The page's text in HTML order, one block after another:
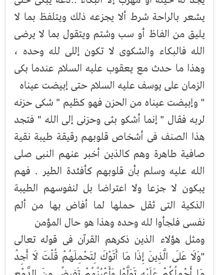
يشعر بالراحة شرط ألا يجزعه ذلك ويتلفظ بما لا
يليق من الفاظ أو سب وشتم ويتقول بما لا يرضى
الله فالبكاء والشكوى لا تكون إللى لله وحده ،
وهذا ما حدث مع يعقوب عليه السلام عندما بكى
الزمان على يوسف عليه السلام حتى إبيضت عيناه
" وإبيضت عيناه من الحزن فهو كظيم " شكى حزنه
لربه فقال " إنما أشكو بثى وحزنى إلى الله " فتجد
هذا الصنف فى أشخاص قلوبهم رقيقة طيبة نقية
صافية طاهرة وهم كالذين أخبر عنهم النبى صلى
الله عليه وسلم بأن قلوبهم كأفئدة الطير . فهم
يبكون لا جزعا ولا اعتراضا بل لنفوسهم الطيبة
الذكية التى ثقل حملها لما أفاض بها من ألم
نفسى فلجأوا لله وحده وهذا هو حال المؤمن
ومثل هؤلاء الذين ذكرهم القرٱن فى قوله تعالى
"وَلَا عَلَى الَّذِينَ إِذَا مَا أَتَوْكَ لِتَحْمِلَهُمْ قُلْتَ لَا أَجِدُ